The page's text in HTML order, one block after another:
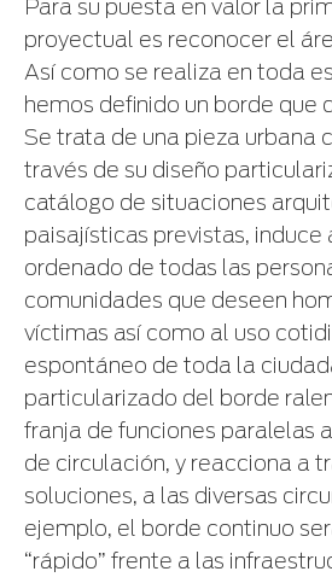
Para su puesta en valor la
proyectual es reconocer el
Así como se realiza en toda
hemos definido un borde que
Se trata de una pieza urbana
través de su diseño
catálogo de situaciones
paisajísticas previstas, induce
ordenado de todas las
comunidades que deseen
víctimas así como al uso
espontáneo de toda la
particularizado del borde
franja de funciones paralelas
de circulación, y reacciona a
soluciones, a las diversas
ejemplo, el borde continuo
“rápido” frente a las